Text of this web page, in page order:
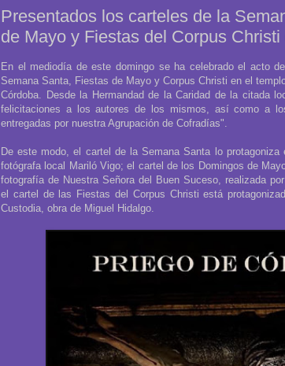
Presentados los carteles de la
de Mayo y Fiestas del Corpus
En el mediodía de este domingo se ha celebrado el acto
Semana Santa, Fiestas de Mayo y Corpus Christi en el
Córdoba. Desde la Hermandad de la Caridad de la citada
felicitaciones a los autores de los mismos, así como a
entregadas por nuestra Agrupación de Cofradías".
De este modo, el cartel de la Semana Santa lo
fotógrafa local Mariló Vigo; el cartel de los Domingos de
fotografía de Nuestra Señora del Buen Suceso, realizada
el cartel de las Fiestas del Corpus Christi está
Custodia, obra de Miguel Hidalgo.